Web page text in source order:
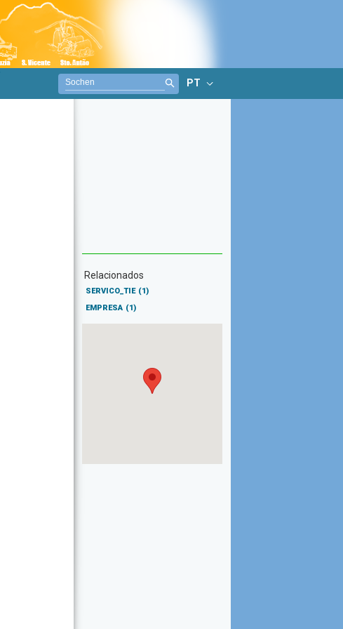
PT
Relacionados
SERVICO_TIE (1)
EMPRESA (1)